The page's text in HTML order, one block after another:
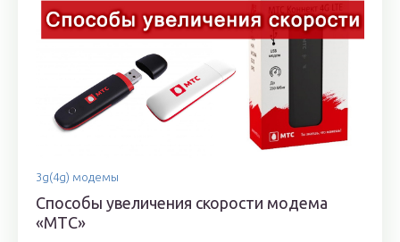
3g(4g) модемы
Способы увеличения скорости модема
«МТС»